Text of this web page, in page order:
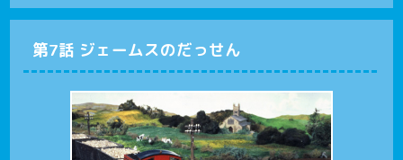
第7話 ジェームスのだっせん